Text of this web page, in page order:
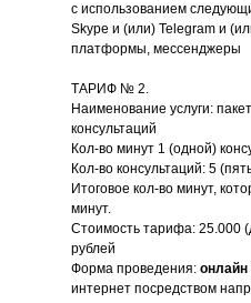
с использованием
Skype и (или) Telegram и
платформы, мессенджеры
ТАРИФ № 2.
Наименование услуги:
консультаций
Кол-во минут 1 (одной)
Кол-во консультаций: 5
Итоговое кол-во минут,
минут.
Стоимость тарифа: 25.000
рублей
Форма проведения: онлайн
интернет посредством